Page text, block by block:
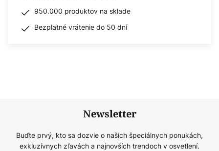
950.000 produktov na sklade
Bezplatné vrátenie do 50 dní
Newsletter
Buďte prvý, kto sa dozvie o našich špeciálnych ponukách,
exkluzívnych zľavách a najnovších trendoch v osvetlení.